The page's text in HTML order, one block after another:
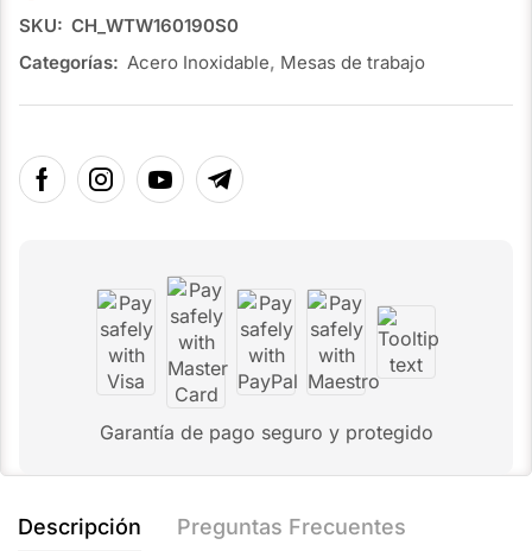
SKU: CH_WTW160190S0
Categorías: Acero Inoxidable, Mesas de trabajo
Garantía de pago seguro y protegido
Descripción Preguntas Frecuentes